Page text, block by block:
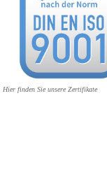
Hier finden Sie unsere Zertifikate